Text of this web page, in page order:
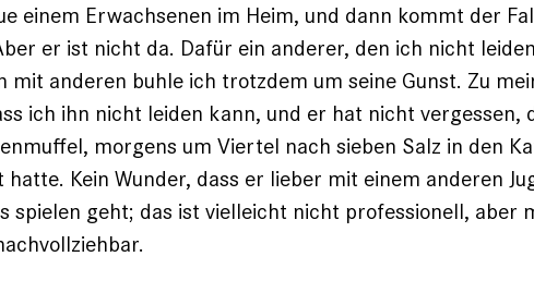
einem Erwachsenen im Heim, und dann kommt der
er ist nicht da. Dafür ein anderer, den ich nicht
mit anderen buhle ich trotzdem um seine Gunst. Zu
ich ihn nicht leiden kann, und er hat nicht vergessen,
morgens um Viertel nach sieben Salz in den
Kein Wunder, dass er lieber mit einem anderen
spielen geht; das ist vielleicht nicht professionell, aber